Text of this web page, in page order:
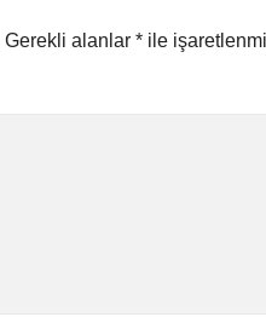
Gerekli alanlar * ile